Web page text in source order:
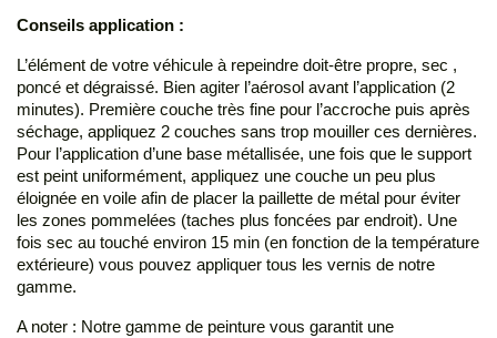
Conseils application :
L’élément de votre véhicule à repeindre doit-être propre, sec ,
poncé et dégraissé. Bien agiter l’aérosol avant l’application (2
minutes). Première couche très fine pour l’accroche puis après
séchage, appliquez 2 couches sans trop mouiller ces dernières.
Pour l’application d’une base métallisée, une fois que le support
est peint uniformément, appliquez une couche un peu plus
éloignée en voile afin de placer la paillette de métal pour éviter
les zones pommelées (taches plus foncées par endroit). Une
fois sec au touché environ 15 min (en fonction de la température
extérieure) vous pouvez appliquer tous les vernis de notre
gamme.
A noter : Notre gamme de peinture vous garantit une